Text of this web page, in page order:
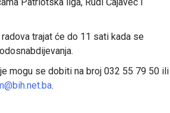
trajat će do 11 sati kada se
mogu se dobiti na broj 032 55 79 50 ili
.